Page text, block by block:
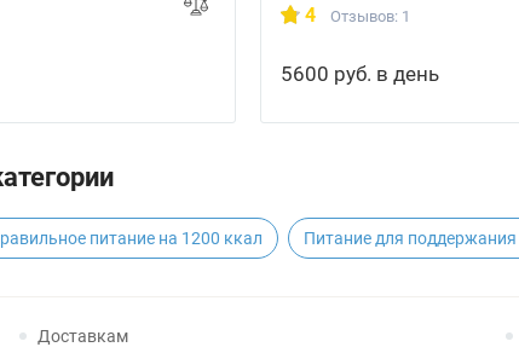
4 Отзывов: 1
5600 руб. в день
питание на 1200 ккал Питание для поддержания
Доставкам